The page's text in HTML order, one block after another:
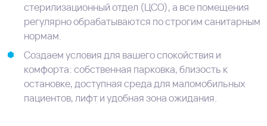
стерилизационный отдел (ЦСО), а все помещения
регулярно обрабатываются по строгим санитарным
нормам.
Создаем условия для вашего спокойствия и
комфорта: собственная парковка, близость к
остановке, доступная среда для маломобильных
пациентов, лифт и удобная зона ожидания.